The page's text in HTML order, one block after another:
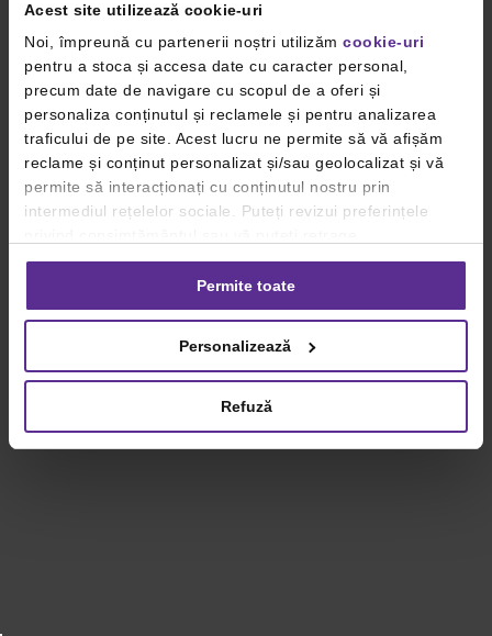
Acest site utilizează cookie-uri
Noi, împreună cu partenerii noștri utilizăm cookie-uri
pentru a stoca și accesa date cu caracter personal,
precum date de navigare cu scopul de a oferi și
personaliza conținutul și reclamele și pentru analizarea
traficului de pe site. Acest lucru ne permite să vă afișăm
reclame și conținut personalizat și/sau geolocalizat și vă
permite să interacționați cu conținutul nostru prin
intermediul rețelelor sociale. Puteți revizui preferințele
consimțământul oricând, făcând click pe linkul către
setările dvs. de cookie-uri.
privind utilizarea modulelor cookie.Detalii
Permite toate
Personalizează
Refuză